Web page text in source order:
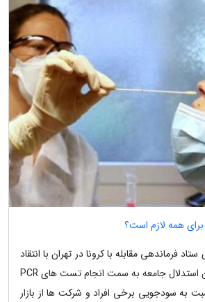
همه لازم است؟
فرماندهی مقابله با کرونا در تهران با انتقاد
از ترغیب و ترویج بدون استدلال جامعه به سمت انجام تست های PCR
به سودجویی برخی افراد و شرکت ها از بازار